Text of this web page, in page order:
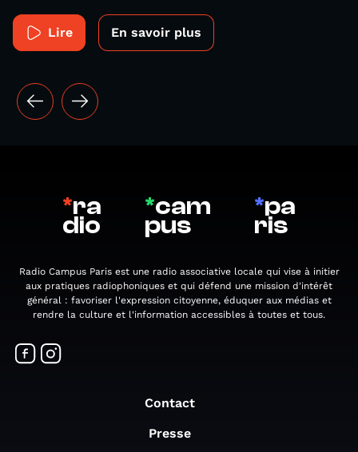
Lire En savoir plus
*ra
dio
*cam
pus
*pa
ris
Radio Campus Paris est une radio associative locale qui vise à initier
aux pratiques radiophoniques et qui défend une mission d'intérêt
général : favoriser l'expression citoyenne, éduquer aux médias et
rendre la culture et l'information accessibles à toutes et tous.
Contact
Presse